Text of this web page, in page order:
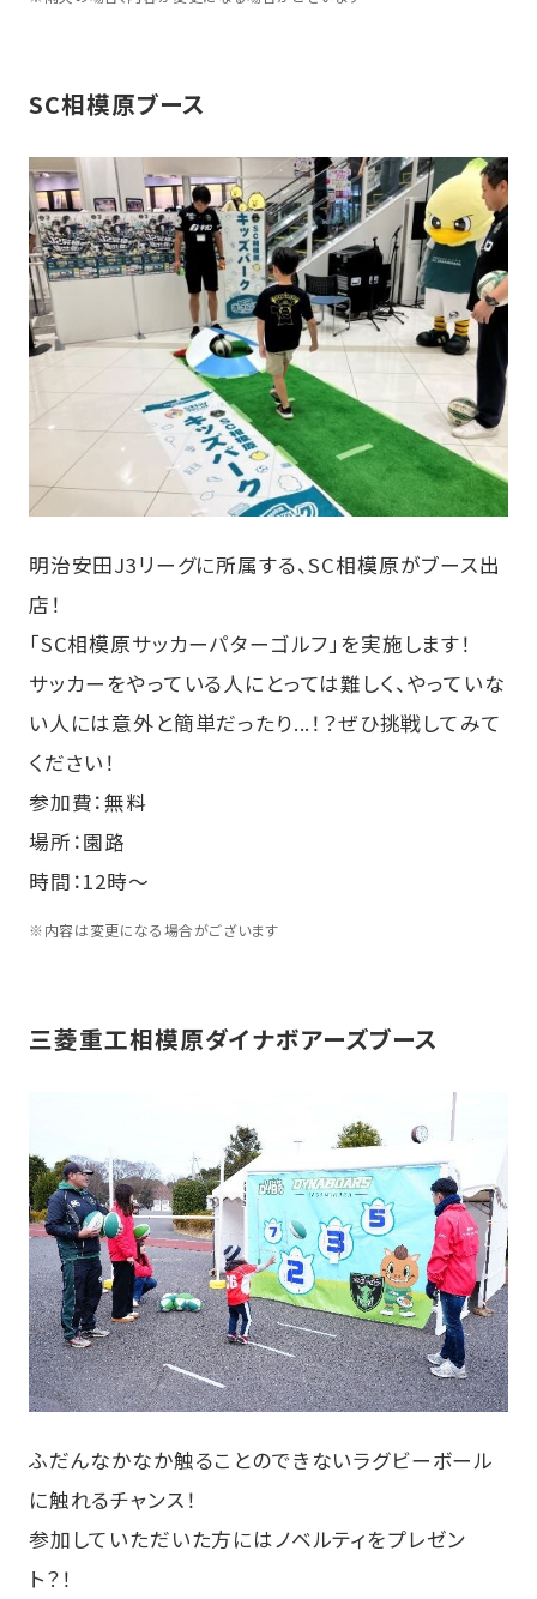
SC相模原ブース
明治安田J3リーグに所属する、SC相模原がブース出
店！
「SC相模原サッカーパターゴルフ」を実施します！
サッカーをやっている人にとっては難しく、やっていな
い人には意外と簡単だったり...！？ぜひ挑戦してみて
ください！
参加費：無料
場所：園路
時間：12時～
※内容は変更になる場合がございます
三菱重工相模原ダイナボアーズブース
ふだんなかなか触ることのできないラグビーボール
に触れるチャンス！
参加していただいた方にはノベルティをプレゼン
ト？！